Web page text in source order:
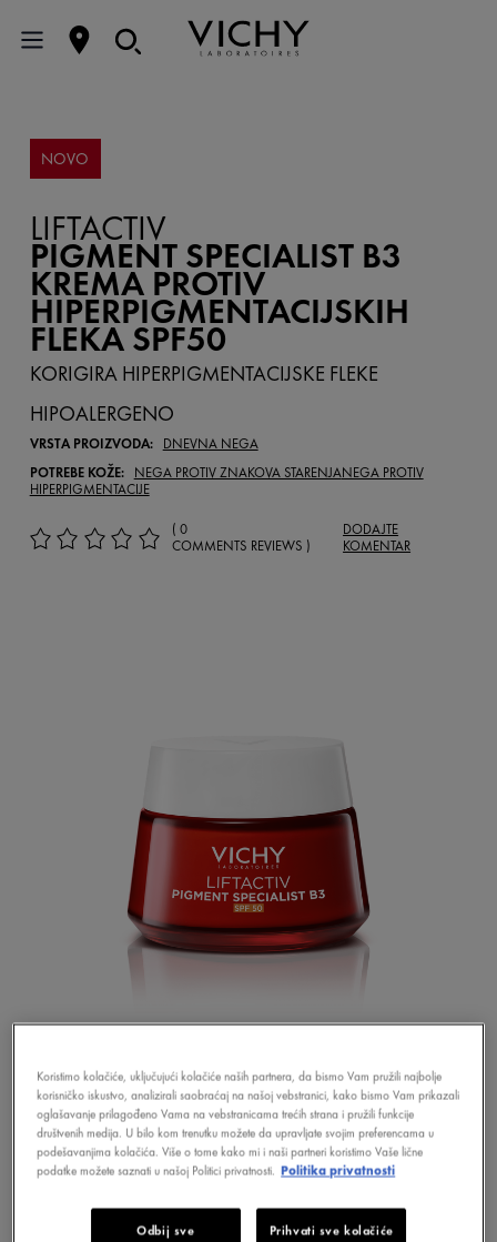
NOVO
LIFTACTIV
PIGMENT SPECIALIST B3
KREMA PROTIV
HIPERPIGMENTACIJSKIH
FLEKA SPF50
KORIGIRA HIPERPIGMENTACIJSKE FLEKE
HIPOALERGENO
VRSTA PROIZVODA:
DNEVNA NEGA
POTREBE KOŽE:
NEGA PROTIV ZNAKOVA STARENJANEGA PROTIV
HIPERPIGMENTACIJE
( 0
COMMENTS REVIEWS )
DODAJTE
KOMENTAR
KUPITE ONLINE
Koristimo kolačiće, uključujući kolačiće naših partnera, da bismo Vam pružili najbolje
korisničko iskustvo, analizirali saobraćaj na našoj vebstranici, kako bismo Vam prikazali
oglašavanje prilagođeno Vama na vebstranicama trećih strana i pružili funkcije
društvenih medija. U bilo kom trenutku možete da upravljate svojim preferencama u
podešavanjima kolačića. Više o tome kako mi i naši partneri koristimo Vaše lične
podatke možete saznati u našoj Politici privatnosti. Politika privatnosti
Odbij sve Prihvati sve kolačiće